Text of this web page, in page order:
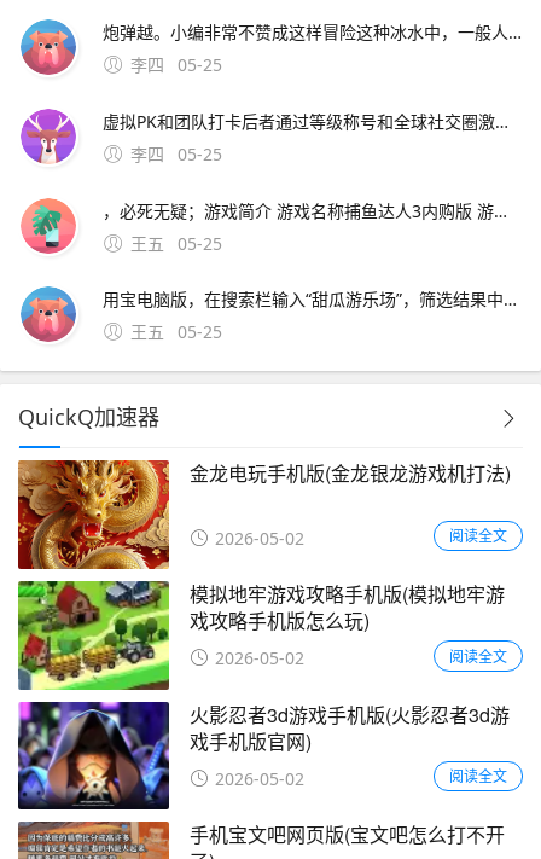
炮弹越。小编非常不赞成这样冒险这种冰水中，一般人只能维持思维几分钟而且这人没有任何可靠的安全措施，但是出意外，必死无疑；游戏简介 游戏名称捕鱼达人3内购版 游戏类型捕鱼游戏 游戏平台安卓 整理时间20200704 游戏评分9
李四
05-25
虚拟PK和团队打卡后者通过等级称号和全球社交圈激发荣誉感Rumbo则以小狗教练跟练为特色，适合偏好轻松健身的用户二专业数据追踪与健康管理Move和Me注重科学分析；天天跳绳双人切水果识别通过个人站在体感前边跳绳计数AR运动体育家庭作业
李四
05-25
，必死无疑；游戏简介 游戏名称捕鱼达人3内购版 游戏类型捕鱼游戏 游戏平台安卓 整理时间20200704 游戏评分92游戏介绍心得技巧分享 特别说明 游戏为内购版，进
王五
05-25
用宝电脑版，在搜索栏输入“甜瓜游乐场”，筛选结果中需注意选择与340版本匹配的小游戏。甜瓜游乐场330版本可通过应用宝平台下载，具体操作及注意事项如下1 移动端下载条件与步骤该版本支持安卓45及以上或iOS 100及以上系统用户需先在移动设备上安装应用
王五
05-25
QuickQ加速器
金龙电玩手机版(金龙银龙游戏机打法)
2026-05-02 阅读全文
模拟地牢游戏攻略手机版(模拟地牢游
戏攻略手机版怎么玩)
2026-05-02 阅读全文
火影忍者3d游戏手机版(火影忍者3d游
戏手机版官网)
2026-05-02 阅读全文
手机宝文吧网页版(宝文吧怎么打不开